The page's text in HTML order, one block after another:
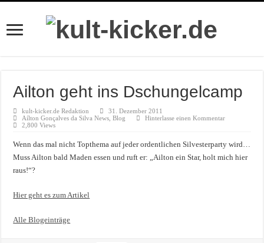
Ailton geht ins Dschungelcamp
kult-kicker.de Redaktion
31. Dezember 2011
Aílton Gonçalves da Silva News ,Blog
Hinterlasse einen Kommentar
2,800 Views
Wenn das mal nicht Topthema auf jeder ordentlichen Silvesterparty wird…
Muss Ailton bald Maden essen und ruft er: „Ailton ein Star, holt mich hier
raus!“?
Hier geht es zum Artikel
Alle Blogeinträge